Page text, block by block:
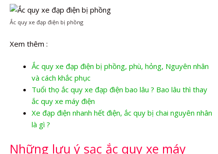
Ắc quy xe đạp điện bị phồng
Xem thêm :
Ắc quy xe đạp điện bị phồng, phù, hỏng, Nguyên nhân
và cách khắc phục
Tuổi thọ ắc quy xe đạp điện bao lâu ? Bao lâu thì thay
ắc quy xe máy điện
Xe đạp điện nhanh hết điện, ắc quy bị chai nguyên nhân
là gì ?
Những lưu ý sạc ắc quy xe máy